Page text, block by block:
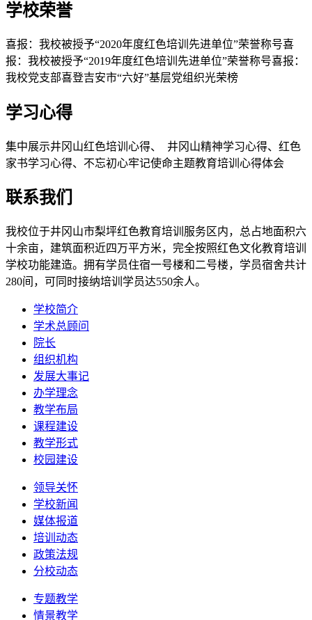
学校荣誉
喜报：我校被授予“2020年度红色培训先进单位”荣誉称号喜
报：我校被授予“2019年度红色培训先进单位”荣誉称号喜报：
我校党支部喜登吉安市“六好”基层党组织光荣榜
学习心得
集中展示井冈山红色培训心得、 井冈山精神学习心得、红色
家书学习心得、不忘初心牢记使命主题教育培训心得体会
联系我们
我校位于井冈山市梨坪红色教育培训服务区内，总占地面积六
十余亩，建筑面积近四万平方米，完全按照红色文化教育培训
学校功能建造。拥有学员住宿一号楼和二号楼，学员宿舍共计
280间，可同时接纳培训学员达550余人。
学校简介
学术总顾问
院长
组织机构
发展大事记
办学理念
教学布局
课程建设
教学形式
校园建设
领导关怀
学校新闻
媒体报道
培训动态
政策法规
分校动态
专题教学
情景教学